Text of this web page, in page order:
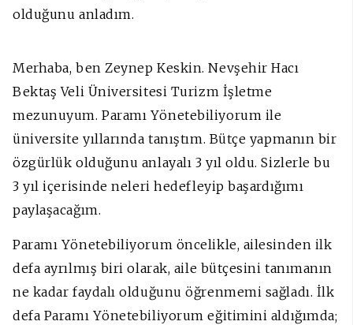
olduğunu anladım.
Merhaba, ben Zeynep Keskin. Nevşehir Hacı
Bektaş Veli Üniversitesi Turizm İşletme
mezunuyum. Paramı Yönetebiliyorum ile
üniversite yıllarında tanıştım. Bütçe yapmanın bir
özgürlük olduğunu anlayalı 3 yıl oldu. Sizlerle bu
3 yıl içerisinde neleri hedefleyip başardığımı
paylaşacağım.
Paramı Yönetebiliyorum öncelikle, ailesinden ilk
defa ayrılmış biri olarak, aile bütçesini tanımanın
ne kadar faydalı olduğunu öğrenmemi sağladı. İlk
defa Paramı Yönetebiliyorum eğitimini aldığımda;